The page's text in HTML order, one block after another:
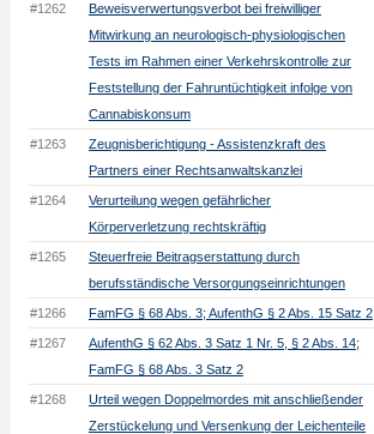
#1262
Beweisverwertungsverbot bei freiwilliger
Mitwirkung an neurologisch-physiologischen
Tests im Rahmen einer Verkehrskontrolle zur
Feststellung der Fahruntüchtigkeit infolge von
Cannabiskonsum
#1263
Zeugnisberichtigung - Assistenzkraft des
Partners einer Rechtsanwaltskanzlei
#1264
Verurteilung wegen gefährlicher
Körperverletzung rechtskräftig
#1265
Steuerfreie Beitragserstattung durch
berufsständische Versorgungseinrichtungen
#1266 FamFG § 68 Abs. 3; AufenthG § 2 Abs. 15 Satz 2
#1267
AufenthG § 62 Abs. 3 Satz 1 Nr. 5, § 2 Abs. 14;
FamFG § 68 Abs. 3 Satz 2
#1268
Urteil wegen Doppelmordes mit anschließender
Zerstückelung und Versenkung der Leichenteile